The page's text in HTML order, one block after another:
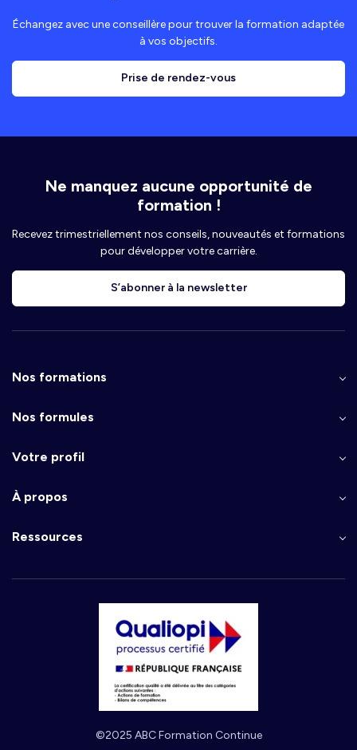
Échangez avec une conseillère pour trouver la formation adaptée
à vos objectifs.
Prise de rendez-vous
Ne manquez aucune opportunité de
formation !
Recevez trimestriellement nos conseils, nouveautés et formations
pour développer votre carrière.
S’abonner à la newsletter
Nos formations
Nos formules
Votre profil
À propos
Ressources
©2025 ABC Formation Continue